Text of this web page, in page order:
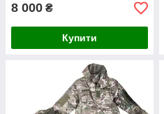
8 000 ₴
Купити